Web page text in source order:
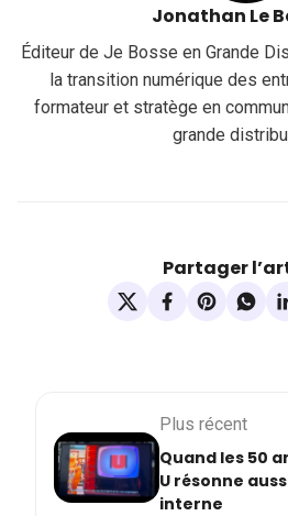
Jonathan Le
Éditeur de Je Bosse en Grande
la transition numérique des
formateur et stratège en
grande
Partager
Plus récent
Quand les 50
U résonne
interne